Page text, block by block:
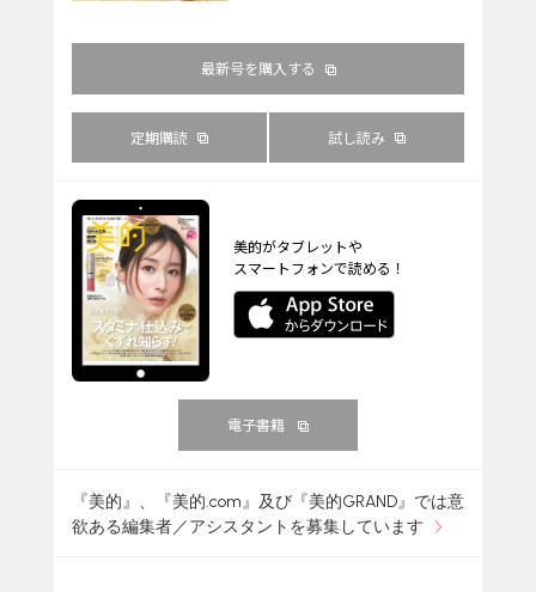
最新号を購入する
定期購読 試し読み
美的がタブレットや
スマートフォンで読める！
電子書籍
『美的』、『美的.com』及び『美的GRAND』では意
欲ある編集者／アシスタントを募集しています